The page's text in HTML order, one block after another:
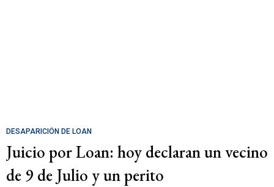
DESAPARICIÓN DE LOAN
Juicio por Loan: hoy declaran un vecino
de 9 de Julio y un perito